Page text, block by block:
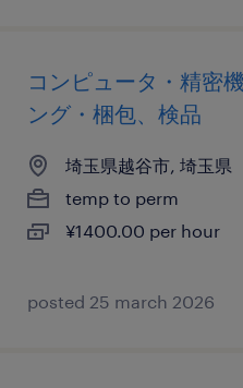
コンピュータ・精密
ング・梱包、検品
埼玉県越谷市, 埼玉県
temp to perm
¥1400.00 per hour
posted 25 march 2026